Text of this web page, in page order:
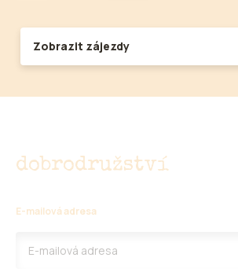
Zobrazit zájezdy
dobrodružství
E-mailová adresa